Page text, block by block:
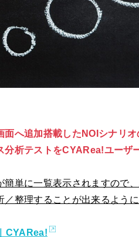
へ追加搭載したNOIシナリ
分析テストをCYARea!ユーザ
簡単に一覧表示されますので
整理することが出来るように
CYARea!